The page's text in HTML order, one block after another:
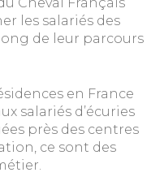
les salariés des
de leur parcours
en France
salariés d’écuries
près des centres
ce sont des